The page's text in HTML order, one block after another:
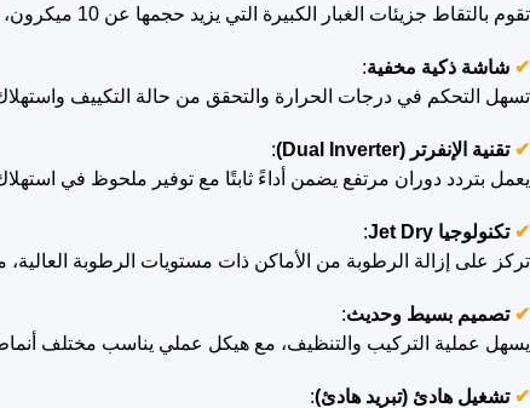
تقوم بالتقاط جزيئات الغبار الكبيرة التي يزيد حجمها عن 10 ميكرون، مما يساهم في تحسين جودة الهواء داخل الغرفة ويوفر بيئة صحية وأكثر نقاء.
✔ شاشة ذكية مخفية:
تسهل التحكم في درجات الحرارة والتحقق من حالة التكييف
✔تقنية الإنفرتر (Dual Inverter)
:
يعمل بتردد دوران مرتفع يضمن أداءً ثابتًا مع توفير ملحوظ في
✔تكنولوجيا Jet Dry
:
تركز على إزالة الرطوبة من الأماكن ذات مستويات الرطوبة
✔ تصميم بسيط وحديث:
يسهل عملية التركيب والتنظيف، مع هيكل عملي يناسب مختلف أنماط
✔تشغيل هادئ (تبريد هادئ):